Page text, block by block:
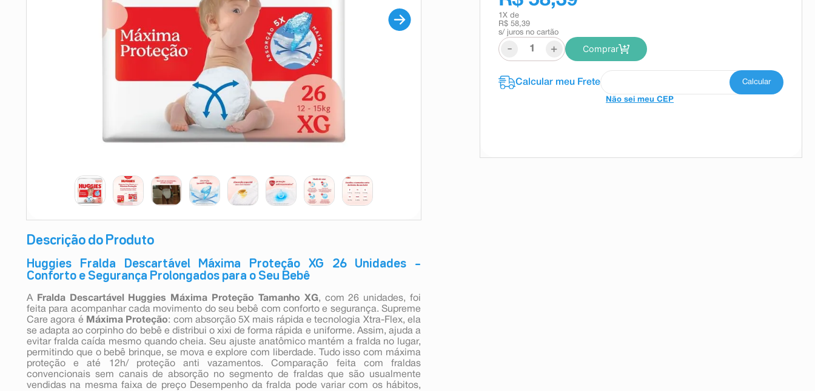
Descrição do Produto
Huggies Fralda Descartável Máxima Proteção XG 26 Unidades –
Conforto e Segurança Prolongados para o Seu Bebê
A Fralda Descartável Huggies Máxima Proteção Tamanho XG, com 26 unidades, foi
feita para acompanhar cada movimento do seu bebê com conforto e segurança. Supreme
Care agora é Máxima Proteção: com absorção 5X mais rápida e tecnologia Xtra-Flex, ela
se adapta ao corpinho do bebê e distribui o xixi de forma rápida e uniforme. Assim, ajuda a
evitar fralda caída mesmo quando cheia. Seu ajuste anatômico mantém a fralda no lugar,
permitindo que o bebê brinque, se mova e explore com liberdade. Tudo isso com máxima
proteção e até 12h/ proteção anti vazamentos. Comparação feita com fraldas
convencionais sem canais de absorção no segmento de fraldas que são usualmente
vendidas na mesma faixa de preço Desempenho da fralda pode variar com os hábitos,
1 X de
R$ 58,39
s/ juros no cartão
- + Comprar
Não sei meu CEP
absorvente
shampoo